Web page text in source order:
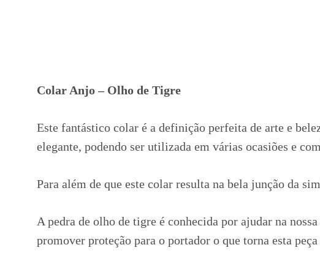
Colar Anjo – Olho de Tigre
Este fantástico colar é a definição perfeita de arte e
elegante, podendo ser utilizada em várias ocasiões e
Para além de que este colar resulta na bela junção da
A pedra de olho de tigre é conhecida por ajudar na
promover proteção para o portador o que torna esta